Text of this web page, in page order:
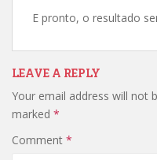
E pronto, o resultado
LEAVE A REPLY
Your email address will not
marked *
Comment *